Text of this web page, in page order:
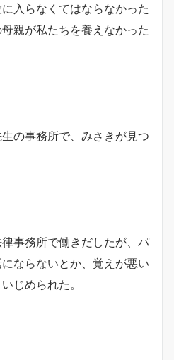
入らなくてはならなかった
親が私たちを養えなかった
の事務所で、みさきが見つ
事務所で働きだしたが、パ
ならないとか、覚えが悪い
じめられた。